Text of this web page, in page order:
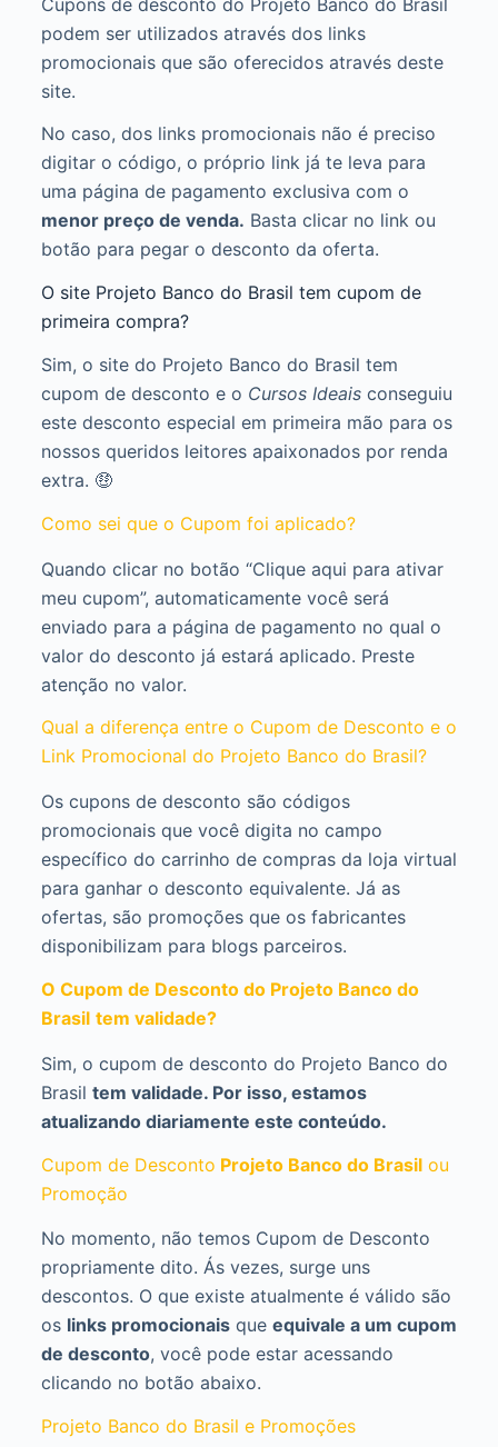
podem ser utilizados através dos links
promocionais que são oferecidos através deste
site.
No caso, dos links promocionais não é preciso
digitar o código, o próprio link já te leva para
uma página de pagamento exclusiva com o
menor preço de venda. Basta clicar no link ou
botão para pegar o desconto da oferta.
O site Projeto Banco do Brasil tem cupom de
primeira compra?
Sim, o site do Projeto Banco do Brasil tem
cupom de desconto e o Cursos Ideaisconseguiu
este desconto especial em primeira mão para os
nossos queridos leitores apaixonados por renda
extra. 🤑
Como sei que o Cupom foi aplicado?
Quando clicar no botão “Clique aqui para ativar
meu cupom”, automaticamente você será
enviado para a página de pagamento no qual o
valor do desconto já estará aplicado. Preste
atenção no valor.
Qual a diferença entre o Cupom de Desconto e o
Link Promocional do Projeto Banco do Brasil?
Os cupons de desconto são códigos
promocionais que você digita no campo
específico do carrinho de compras da loja virtual
para ganhar o desconto equivalente. Já as
ofertas, são promoções que os fabricantes
disponibilizam para blogs parceiros.
O Cupom de Desconto do Projeto Banco do
Brasil tem validade?
Sim, o cupom de desconto do Projeto Banco do
Brasil tem validade. Por isso, estamos
atualizando diariamente este conteúdo.
Cupom de Desconto Projeto Banco do Brasil ou
Promoção
No momento, não temos Cupom de Desconto
propriamente dito. Ás vezes, surge uns
descontos. O que existe atualmente é válido são
os links promocionaisque equivale a um cupom
de desconto, você pode estar acessando
clicando no botão abaixo.
Projeto Banco do Brasil e Promoções